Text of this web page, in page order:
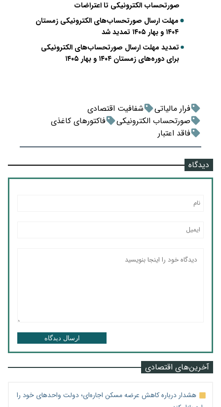
صورتحساب الکترونیکی تا اعتراضات
مهلت ارسال صورتحساب‌های الکترونیکی زمستان
۱۴۰۴ و بهار ۱۴۰۵ تمدید شد
تمدید مهلت ارسال صورتحساب‌های الکترونیکی
برای دوره‌های زمستان ۱۴۰۴ و بهار ۱۴۰۵
فرار مالیاتی
شفافیت اقتصادی
صورتحساب الکترونیکی
فاکتورهای کاغذی
فاقد اعتبار
دیدگاه
ارسال دیدگاه
آخرین‌های اقتصادی
هشدار درباره کاهش عرضه مسکن اجاره‌ای؛ دولت واحدهای خود را